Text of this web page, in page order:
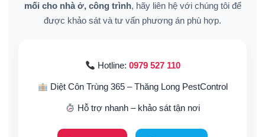
mối cho nhà ở, công trình, hãy liên hệ với chúng tôi để
được khảo sát và tư vấn phương án phù hợp.
Hotline: 0979 527 110
Diệt Côn Trùng 365 – Thăng Long PestControl
Hỗ trợ nhanh – khảo sát tận nơi